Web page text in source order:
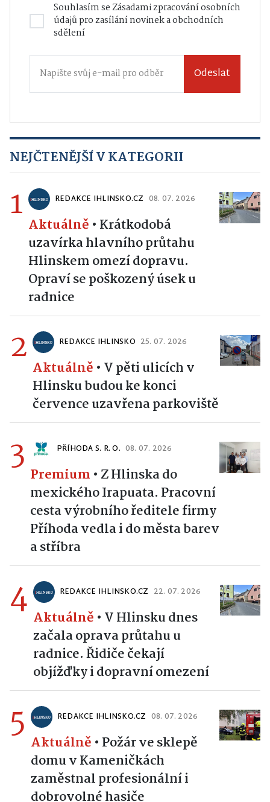
Souhlasím seZásadami zpracování osobních
údajůpro zasílání novinek a obchodních
sdělení
Odeslat
NEJČTENĚJŠÍ V KATEGORII
1 REDAKCE IHLINSKO.CZ 08. 07. 2026
Aktuálně • Krátkodobá
uzavírka hlavního průtahu
Hlinskem omezí dopravu.
Opraví se poškozený úsek u
radnice
2 REDAKCE IHLINSKO 25. 07. 2026
Aktuálně • V pěti ulicích v
Hlinsku budou ke konci
července uzavřena parkoviště
3 PŘÍHODA S. R. O. 08. 07. 2026
Premium • Z Hlinska do
mexického Irapuata. Pracovní
cesta výrobního ředitele firmy
Příhoda vedla i do města barev
a stříbra
4 REDAKCE IHLINSKO.CZ 22. 07. 2026
Aktuálně • V Hlinsku dnes
začala oprava průtahu u
radnice. Řidiče čekají
objížďky i dopravní omezení
5 REDAKCE IHLINSKO.CZ 08. 07. 2026
Aktuálně • Požár ve sklepě
domu v Kameničkách
zaměstnal profesionální i
dobrovolné hasiče